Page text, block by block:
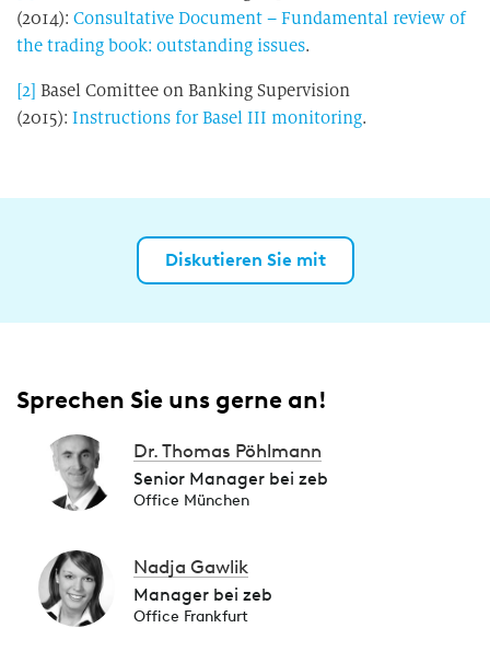
(2014): Consultative Document – Fundamental review of
the trading book: outstanding issues.
[2] Basel Comittee on Banking Supervision
(2015): Instructions for Basel III monitoring.
Diskutieren Sie mit
Sprechen Sie uns gerne an!
Dr. Thomas Pöhlmann
Senior Manager bei zeb
Office München
Nadja Gawlik
Manager bei zeb
Office Frankfurt